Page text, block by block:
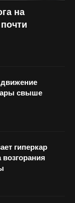
на
движение
свыше
гиперкар
возгорания